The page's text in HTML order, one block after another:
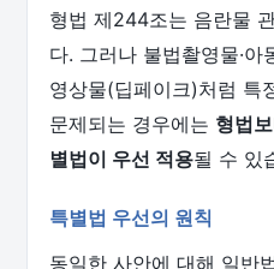
형법 제244조는 음란물
다. 그러나 불법촬영물·아
영상물(딥페이크)처럼 특
문제되는 경우에는 형법
별법이 우선 적용될 수 있
특별법 우선의 원칙
동일한 사안에 대해 일반